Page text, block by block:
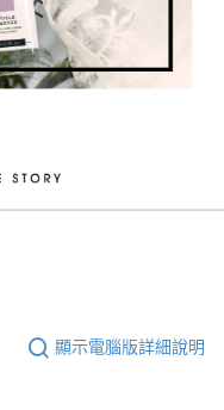
顯示電腦版詳細說明